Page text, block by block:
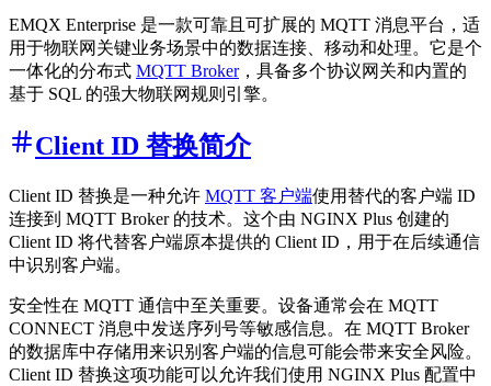
EMQX Enterprise 是一款可靠且可扩展的 MQTT 消息平台，适
用于物联网关键业务场景中的数据连接、移动和处理。它是个
一体化的分布式 MQTT Broker，具备多个协议网关和内置的
基于 SQL 的强大物联网规则引擎。
Client ID 替换简介
Client ID 替换是一种允许 MQTT 客户端使用替代的客户端 ID
连接到 MQTT Broker 的技术。这个由 NGINX Plus 创建的
Client ID 将代替客户端原本提供的 Client ID，用于在后续通信
中识别客户端。
安全性在 MQTT 通信中至关重要。设备通常会在 MQTT
CONNECT 消息中发送序列号等敏感信息。在 MQTT Broker
的数据库中存储用来识别客户端的信息可能会带来安全风险。
Client ID 替换这项功能可以允许我们使用 NGINX Plus 配置中